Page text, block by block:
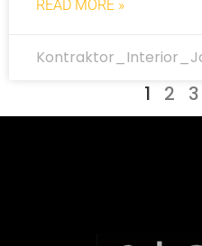
READ MORE »
1 2 3